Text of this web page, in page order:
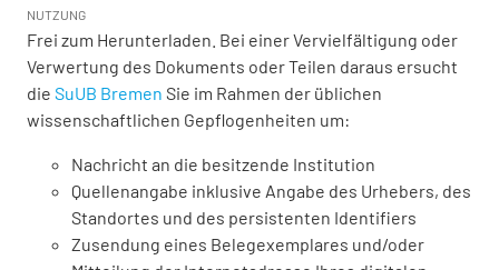
NUTZUNG
Frei zum Herunterladen. Bei einer Vervielfältigung oder
Verwertung des Dokuments oder Teilen daraus ersucht
die SuUB Bremen Sie im Rahmen der üblichen
wissenschaftlichen Gepflogenheiten um:
Nachricht an die besitzende Institution
Quellenangabe inklusive Angabe des Urhebers, des
Standortes und des persistenten Identifiers
Zusendung eines Belegexemplares und/oder